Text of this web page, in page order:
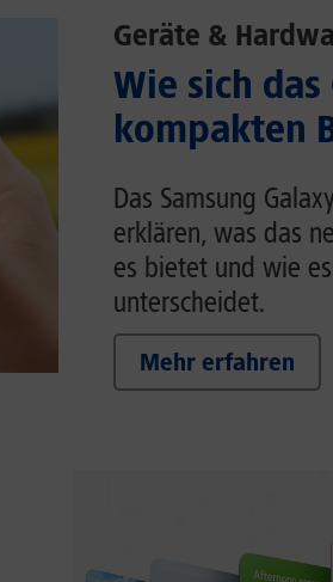
Geräte &
Wie sich
kompakten
Das Samsung
erklären, was das
es bietet und wie
unterscheidet.
Mehr erfahren